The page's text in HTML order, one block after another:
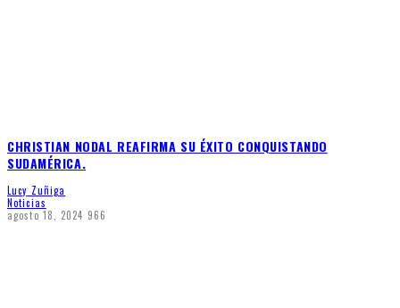
CHRISTIAN NODAL REAFIRMA SU ÉXITO CONQUISTANDO
SUDAMÉRICA.
Lucy Zuñiga
Noticias
agosto 18, 2024 966